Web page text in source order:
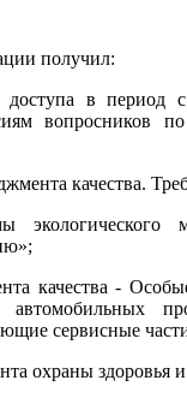
получил:
в период
вопросников
качества.
качества -
сервисные
охраны здоровья и